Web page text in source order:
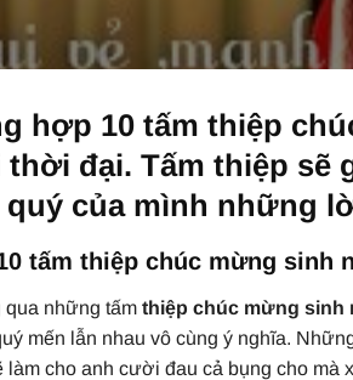
hợp 10 tấm thiệp
thời đại. Tấm thiệp sẽ
quý của mình những
tấm thiệp chúc mừng sinh
qua những tấm thiệp chúc mừng sinh
mến lẫn nhau vô cùng ý nghĩa.
làm cho anh cười đau cả bụng cho mà